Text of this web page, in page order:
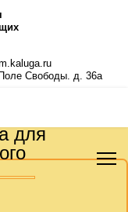
Свободы. д. 36а